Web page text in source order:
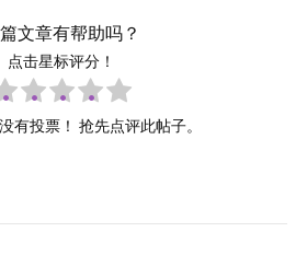
文章有帮助吗？
点击星标评分！
有投票！ 抢先点评此帖子。